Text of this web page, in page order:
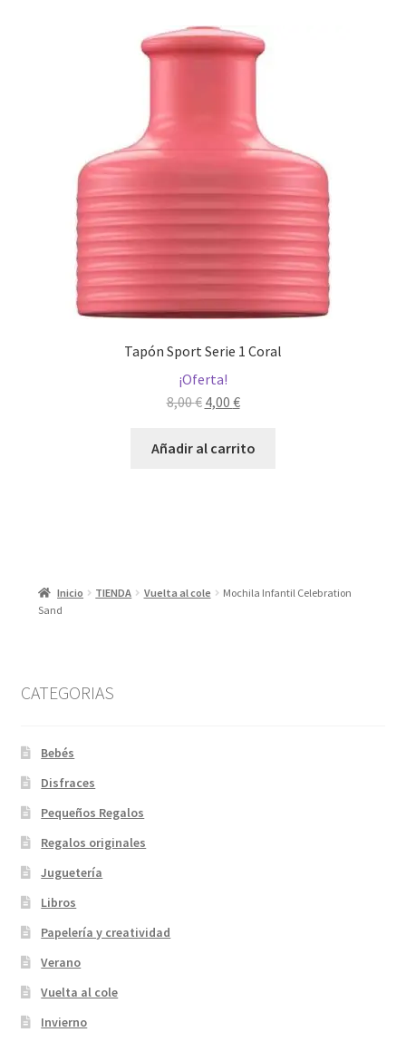
Tapón Sport Serie 1 Coral
¡Oferta!
8,00€ El
original
4,00 €El
actual
Añadir al carrito
Inicio TIENDA Vuelta al cole
Mochila Infantil Celebration
Sand
CATEGORIAS
Bebés
Disfraces
Pequeños Regalos
Regalos originales
Juguetería
Libros
Papelería y creatividad
Verano
Vuelta al cole
Invierno